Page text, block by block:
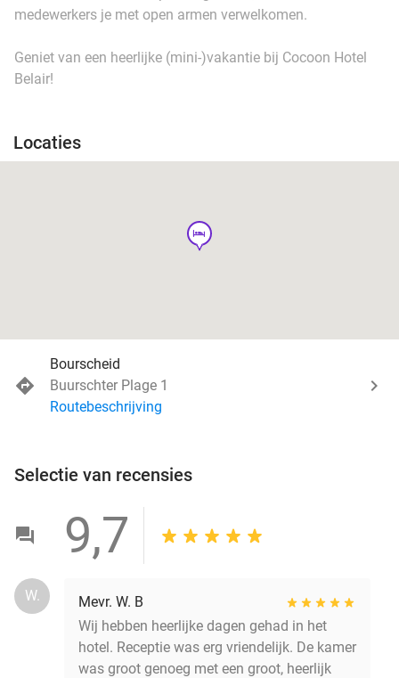
medewerkers je met open armen verwelkomen.
Geniet van een heerlijke (mini-)vakantie bij Cocoon Hotel
Belair!
Locaties
hotel
Bourscheid
Buurschter Plage 1
Routebeschrijving
Selectie van recensies
9,7
W.
Mevr. W. B
Wij hebben heerlijke dagen gehad in het
hotel. Receptie was erg vriendelijk. De kamer
was groot genoeg met een groot, heerlijk